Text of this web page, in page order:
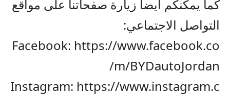
كما يمكنكم أيضاً زيارة صفحاتنا على مواقع
التواصل الاجتماعي:
Facebook: https://www.facebook.co
m/BYDautoJordan/
Instagram: https://www.instagram.c